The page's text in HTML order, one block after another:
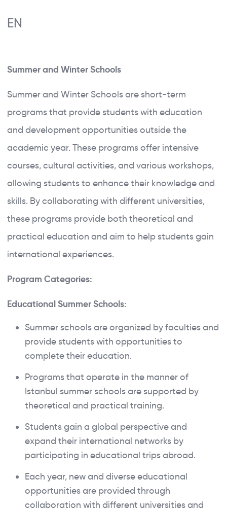
DOCUMENTS
EN
Summer and Winter Schools
Summer and Winter Schools are short-term
programs that provide students with education
and development opportunities outside the
academic year. These programs offer intensive
courses, cultural activities, and various workshops,
allowing students to enhance their knowledge and
skills. By collaborating with different universities,
these programs provide both theoretical and
practical education and aim to help students gain
international experiences.
Program Categories:
Educational Summer Schools:
Summer schools are organized by faculties and
provide students with opportunities to
complete their education.
Programs that operate in the manner of
Istanbul summer schools are supported by
theoretical and practical training.
Students gain a global perspective and
expand their international networks by
participating in educational trips abroad.
Each year, new and diverse educational
opportunities are provided through
collaboration with different universities and